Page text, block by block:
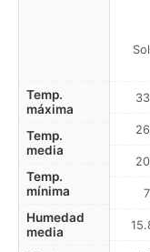
Temp.
máxima
Temp.
media
Temp.
mínima
Humedad
media